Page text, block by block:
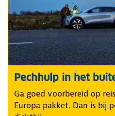
Pechhulp in het
Ga goed voorbereid op
Europa pakket. Dan is bij